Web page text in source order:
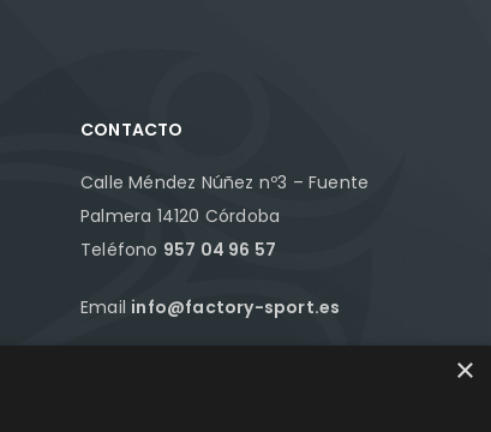
CONTACTO
Calle Méndez Núñez nº3 – Fuente
Palmera 14120 Córdoba
Teléfono 957 04 96 57
Email info@factory-sport.es
×